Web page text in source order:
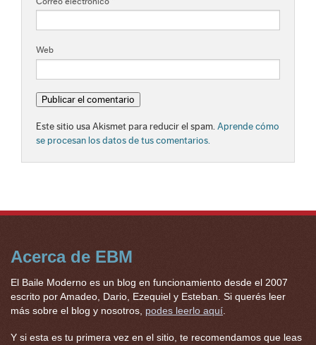
Web
Este sitio usa Akismet para reducir el spam. Aprende cómo
se procesan los datos de tus comentarios.
Acerca de EBM
El Baile Moderno es un blog en funcionamiento desde el 2007
escrito por Amadeo, Dario, Ezequiel y Esteban. Si querés leer
más sobre el blog y nosotros, podes leerlo aquí.
Y si esta es tu primera vez en el sitio, te recomendamos que leas